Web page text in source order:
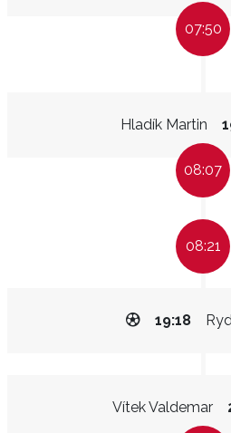
07:50
Hladík Martin
08:07
08:21
19:18
Vítek Valdemar